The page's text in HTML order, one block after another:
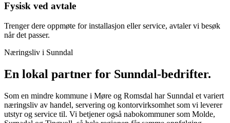
Fysisk ved avtale
Trenger dere oppmøte for installasjon eller service, avtaler vi besøk
når det passer.
Næringsliv i Sunndal
En lokal partner for Sunndal-bedrifter.
Som en mindre kommune i Møre og Romsdal har Sunndal et variert
næringsliv av handel, servering og kontorvirksomhet som vi leverer
utstyr og service til. Vi betjener også nabokommuner som Molde,